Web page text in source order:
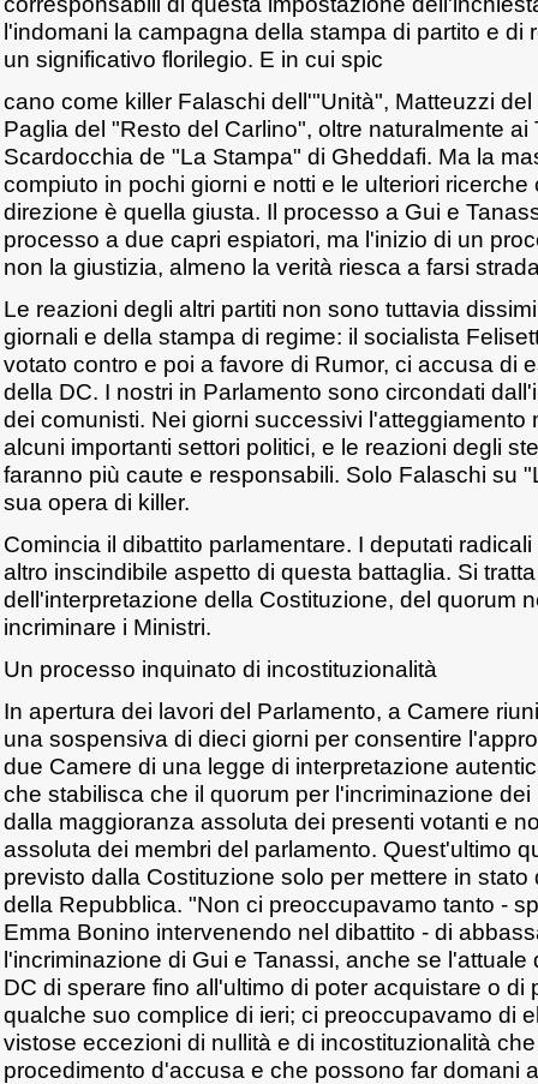
l'indomani la campagna della stampa di partito e di
un significativo florilegio. E in cui spic
cano come killer Falaschi dell'"Unità", Matteuzzi
Paglia del "Resto del Carlino", oltre naturalmente ai
Scardocchia de "La Stampa" di Gheddafi. Ma la
compiuto in pochi giorni e notti e le ulteriori
direzione è quella giusta. Il processo a Gui e
processo a due capri espiatori, ma l'inizio di un
non la giustizia, almeno la verità riesca a farsi
Le reazioni degli altri partiti non sono tuttavia
giornali e della stampa di regime: il socialista
votato contro e poi a favore di Rumor, ci accusa di
della DC. I nostri in Parlamento sono circondati
dei comunisti. Nei giorni successivi l'atteggiamento
alcuni importanti settori politici, e le reazioni degli
faranno più caute e responsabili. Solo Falaschi su
sua opera di killer.
Comincia il dibattito parlamentare. I deputati
altro inscindibile aspetto di questa battaglia. Si
dell'interpretazione della Costituzione, del quorum
incriminare i Ministri.
Un processo inquinato di incostituzionalità
In apertura dei lavori del Parlamento, a Camere
una sospensiva di dieci giorni per consentire
due Camere di una legge di interpretazione
che stabilisca che il quorum per l'incriminazione dei
dalla maggioranza assoluta dei presenti votanti e
assoluta dei membri del parlamento. Quest'ultimo
previsto dalla Costituzione solo per mettere in
della Repubblica. "Non ci preoccupavamo tanto -
Emma Bonino intervenendo nel dibattito - di
l'incriminazione di Gui e Tanassi, anche se
DC di sperare fino all'ultimo di poter acquistare o di
qualche suo complice di ieri; ci preoccupavamo di
vistose eccezioni di nullità e di incostituzionalità
procedimento d'accusa e che possono far domani